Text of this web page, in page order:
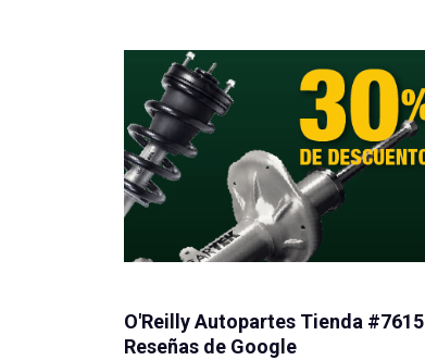
O'Reilly Autopartes Tienda #7615
Reseñas de Google